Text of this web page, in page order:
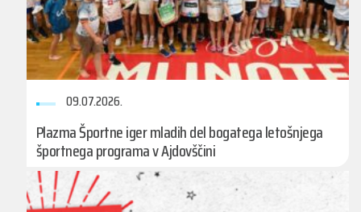
09.07.2026.
Plazma Športne iger mladih del bogatega letošnjega
športnega programa v Ajdovščini